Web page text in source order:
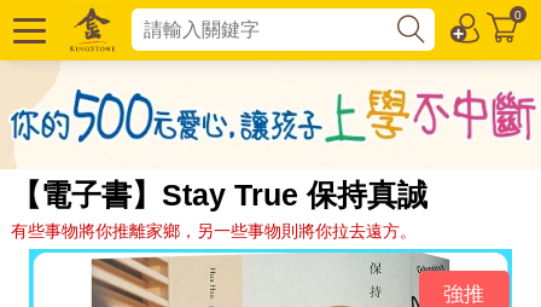
0
【電子書】Stay True 保持真誠
有些事物將你推離家鄉，另一些事物則將你拉去遠方。
強推